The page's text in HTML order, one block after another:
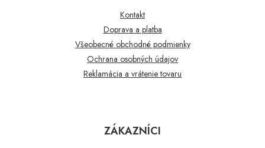
Kontakt
Doprava a platba
Všeobecné obchodné podmienky
Ochrana osobných údajov
Reklamácia a vrátenie tovaru
ZÁKAZNÍCI